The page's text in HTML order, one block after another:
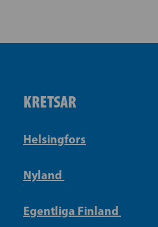
KRETSAR
Helsingfors
Nyland
Egentliga Finland